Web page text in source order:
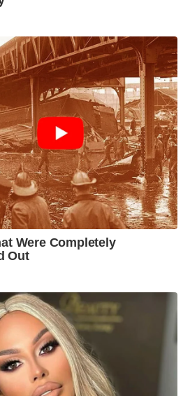
เล็ก 36 เสียง เราทำตามมติพรรค
งได้อย่างนั้นอย่างนี้คงเป็นไปไม่
ของเขา เป็นผู้หลักผู้ใหญ่ของบ้าน
ำความเข้าใจกับ สว. ถ้าชี้แจงได้ก็
งนายเศรษฐา ทวีสิน แคนดิเดตนา
ง คิดว่าเป็นอย่างไร รองหัวหน้า
รษฐามีหลายเรื่องก็ต้องชี้แจงให้
าจะชี้แจงได้ และต้องยอมรับว่า
ได้กระทำความผิด เพราะฉะนั้น
งให้โอกาสในการชี้แจง
วันที่ 22 ส.ค. มั่นใจว่ายังเป็นชื่อ
ม่ หากนายเศรษฐาไม่ผ่าน แล้ว
โหวตให้ใช่หรือไม่ นายธนกร
ระสานมาอย่างนั้น ยังยืนยันว่าเรา
ถ้าพรรคจะให้โหวตใครก็เป็นไป